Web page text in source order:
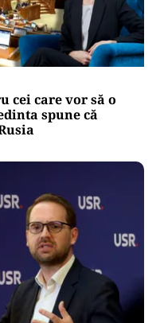
cei care vor să o
spune că